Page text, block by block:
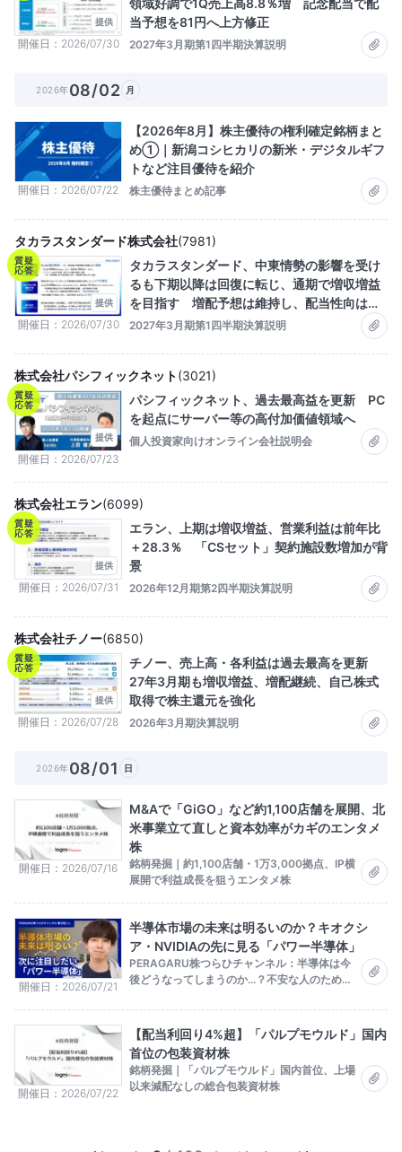
提供
開催日 2026/07/30
領域好調で1Q売上高8.8％増 記念配当で配
当予想を81円へ上方修正
2027年3月期第1四半期決算説明
2026年08/02 月
開催日 2026/07/22
【2026年8月】株主優待の権利確定銘柄まと
め①｜新潟コシヒカリの新米・デジタルギフ
トなど注目優待を紹介
株主優待まとめ記事
質疑
応答
提供
開催日 2026/07/30
タカラスタンダード株式会社(7981)
タカラスタンダード、中東情勢の影響を受け
るも下期以降は回復に転じ、通期で増収増益
を目指す 増配予想は維持し、配当性向は約
55％
2027年3月期第1四半期決算説明
質疑
応答
提供
開催日 2026/07/23
株式会社パシフィックネット(3021)
パシフィックネット、過去最高益を更新 PC
を起点にサーバー等の高付加価値領域へ
個人投資家向けオンライン会社説明会
質疑
応答
提供
開催日 2026/07/31
株式会社エラン(6099)
エラン、上期は増収増益、営業利益は前年比
＋28.3％ 「CSセット」契約施設数増加が背
景
2026年12月期第2四半期決算説明
質疑
応答
提供
開催日 2026/07/28
株式会社チノー(6850)
チノー、売上高・各利益は過去最高を更新
27年3月期も増収増益、増配継続、自己株式
取得で株主還元を強化
2026年3月期決算説明
2026年08/01 日
開催日 2026/07/16
M&Aで「GiGO」など約1,100店舗を展開、北
米事業立て直しと資本効率がカギのエンタメ
株
銘柄発掘｜約1,100店舗・1万3,000拠点、IP横
展開で利益成長を狙うエンタメ株
開催日 2026/07/21
半導体市場の未来は明るいのか？キオクシ
ア・NVIDIAの先に見る「パワー半導体」
PERAGARU株つらひチャンネル：半導体は今
後どうなってしまうのか...？不安な人のために
開催日 2026/07/22
【配当利回り4%超】「パルプモウルド」国内
首位の包装資材株
銘柄発掘｜「パルプモウルド」国内首位、上場
以来減配なしの総合包装資材株